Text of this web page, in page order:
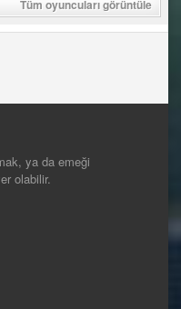
Tüm oyuncuları görüntüle
ya da emeği
olabilir.